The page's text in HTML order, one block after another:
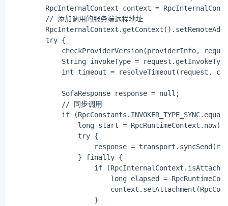
RpcInternalContext context =
        // 添加调用的服务端远程地址
        try {
checkProviderVersion(providerInfo,
String invokeType =
int timeout = resolveTimeout(request,
            SofaResponse response = null;
            // 同步调用
if
                long start = RpcRuntimeContext.now();
                try {
response =
                } finally {
if
long elapsed =
                    }